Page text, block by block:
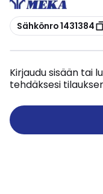
Kopioi
Sähkönro 1431384
Kirjaudu sisään tai
tehdäksesi